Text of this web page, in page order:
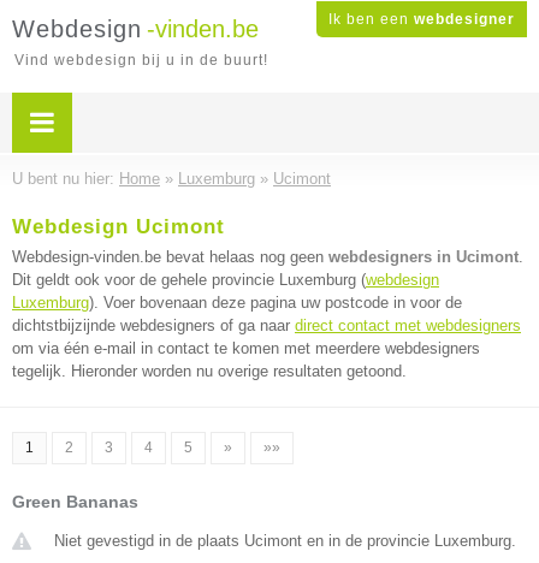
Ik ben een webdesigner
Webdesign -vinden.be
Vind webdesign bij u in de buurt!
U bent nu hier: Home » Luxemburg » Ucimont
Webdesign Ucimont
Webdesign-vinden.be bevat helaas nog geen webdesigners in Ucimont.
Dit geldt ook voor de gehele provincie Luxemburg (webdesign
Luxemburg). Voer bovenaan deze pagina uw postcode in voor de
dichtstbijzijnde webdesigners of ga naar direct contact met webdesigners
om via één e-mail in contact te komen met meerdere webdesigners
tegelijk. Hieronder worden nu overige resultaten getoond.
1 2 3 4 5 » »»
Green Bananas
Niet gevestigd in de plaats Ucimont en in de provincie Luxemburg.